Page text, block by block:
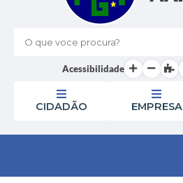
O que voce procura?
Acessibilidade
CIDADÃO EMPRESA